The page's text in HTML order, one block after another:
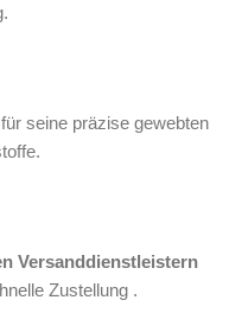
seine präzise gewebten
Versanddienstleistern
Zustellung .